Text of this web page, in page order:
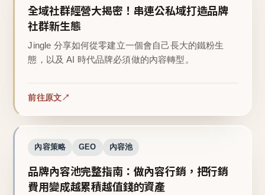
全域社群經營大揭密！串連公私域打造品牌
社群新生態
Jingle 分享如何從零建立一個會自己長大的鐵粉生
態，以及 AI 時代品牌必須做的內容轉型。
前往原文
內容策略 GEO 內容池
品牌內容池完整指南：做內容行銷，把行銷
費用變成越累積越值錢的資產